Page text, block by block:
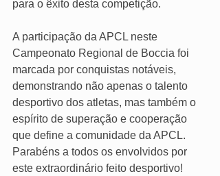
para o êxito desta competição.
A participação da APCL neste
Campeonato Regional de Boccia foi
marcada por conquistas notáveis,
demonstrando não apenas o talento
desportivo dos atletas, mas também o
espírito de superação e cooperação
que define a comunidade da APCL.
Parabéns a todos os envolvidos por
este extraordinário feito desportivo!